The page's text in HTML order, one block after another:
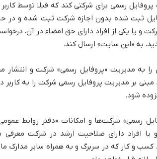
رسمی برای شرکتی کند که قبلا توسط
ثبت شده بدون اجازه شرکت ثبت شده و در
یا یکی از افراد دارای حق امضاء در آن،
به «این سایت» ارسال کند.
را به مدیریت «پروفایل رسمی» شرکت و
بر مدیریت پروفایل رسمی شرکت را به کاربر
شود.
رسمی» شرکت‌ها و امکانات «دفتر روابط
افراد دارای صلاحیت ارشد در شرکت معرفی
و کار که در سربرگ و به همراه سایر مدارک